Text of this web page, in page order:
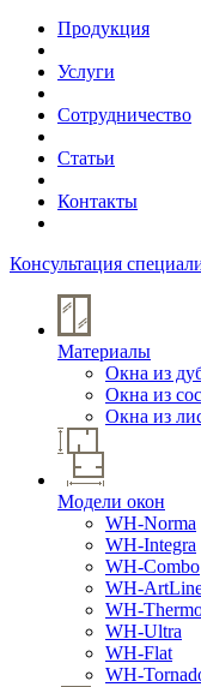
Продукция
Услуги
Сотрудничество
Статьи
Контакты
Консультация
Материалы
Окна из
Окна из
Окна из
Модели окон
WH-Norma
WH-Integra
WH-Combo
WH-
WH-
WH-Ultra
WH-Flat
WH-